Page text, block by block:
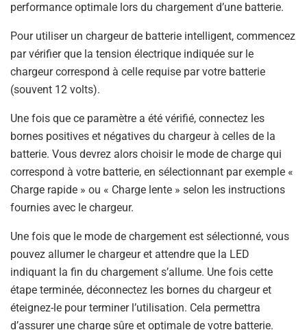
performance optimale lors du chargement d’une batterie.
Pour utiliser un chargeur de batterie intelligent, commencez
par vérifier que la tension électrique indiquée sur le
chargeur correspond à celle requise par votre batterie
(souvent 12 volts).
Une fois que ce paramètre a été vérifié, connectez les
bornes positives et négatives du chargeur à celles de la
batterie. Vous devrez alors choisir le mode de charge qui
correspond à votre batterie, en sélectionnant par exemple «
Charge rapide » ou « Charge lente » selon les instructions
fournies avec le chargeur.
Une fois que le mode de chargement est sélectionné, vous
pouvez allumer le chargeur et attendre que la LED
indiquant la fin du chargement s’allume. Une fois cette
étape terminée, déconnectez les bornes du chargeur et
éteignez-le pour terminer l’utilisation. Cela permettra
d’assurer une charge sûre et optimale de votre batterie.